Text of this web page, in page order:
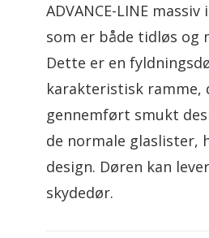
ADVANCE-LINE
som er både tidløs og
Dette er en
karakteristisk
gennemført smukt
de normale glaslister,
design. Døren kan
skydedør.